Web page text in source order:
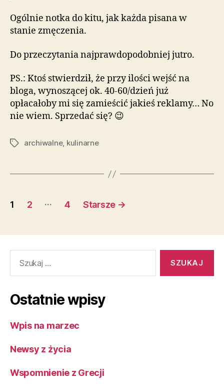
Ogólnie notka do kitu, jak każda pisana w
stanie zmęczenia.
Do przeczytania najprawdopodobniej jutro.
PS.: Ktoś stwierdził, że przy ilości wejść na
bloga, wynoszącej ok. 40-60/dzień już
opłacałoby mi się zamieścić jakieś reklamy… No
nie wiem. Sprzedać się? 😉
Tagiarchiwalne, kulinarne
Stronicowanie
1 2 … 4 Starsze →
Ostatnie wpisy
Wpis na marzec
Newsy z życia
Wspomnienie z Grecji